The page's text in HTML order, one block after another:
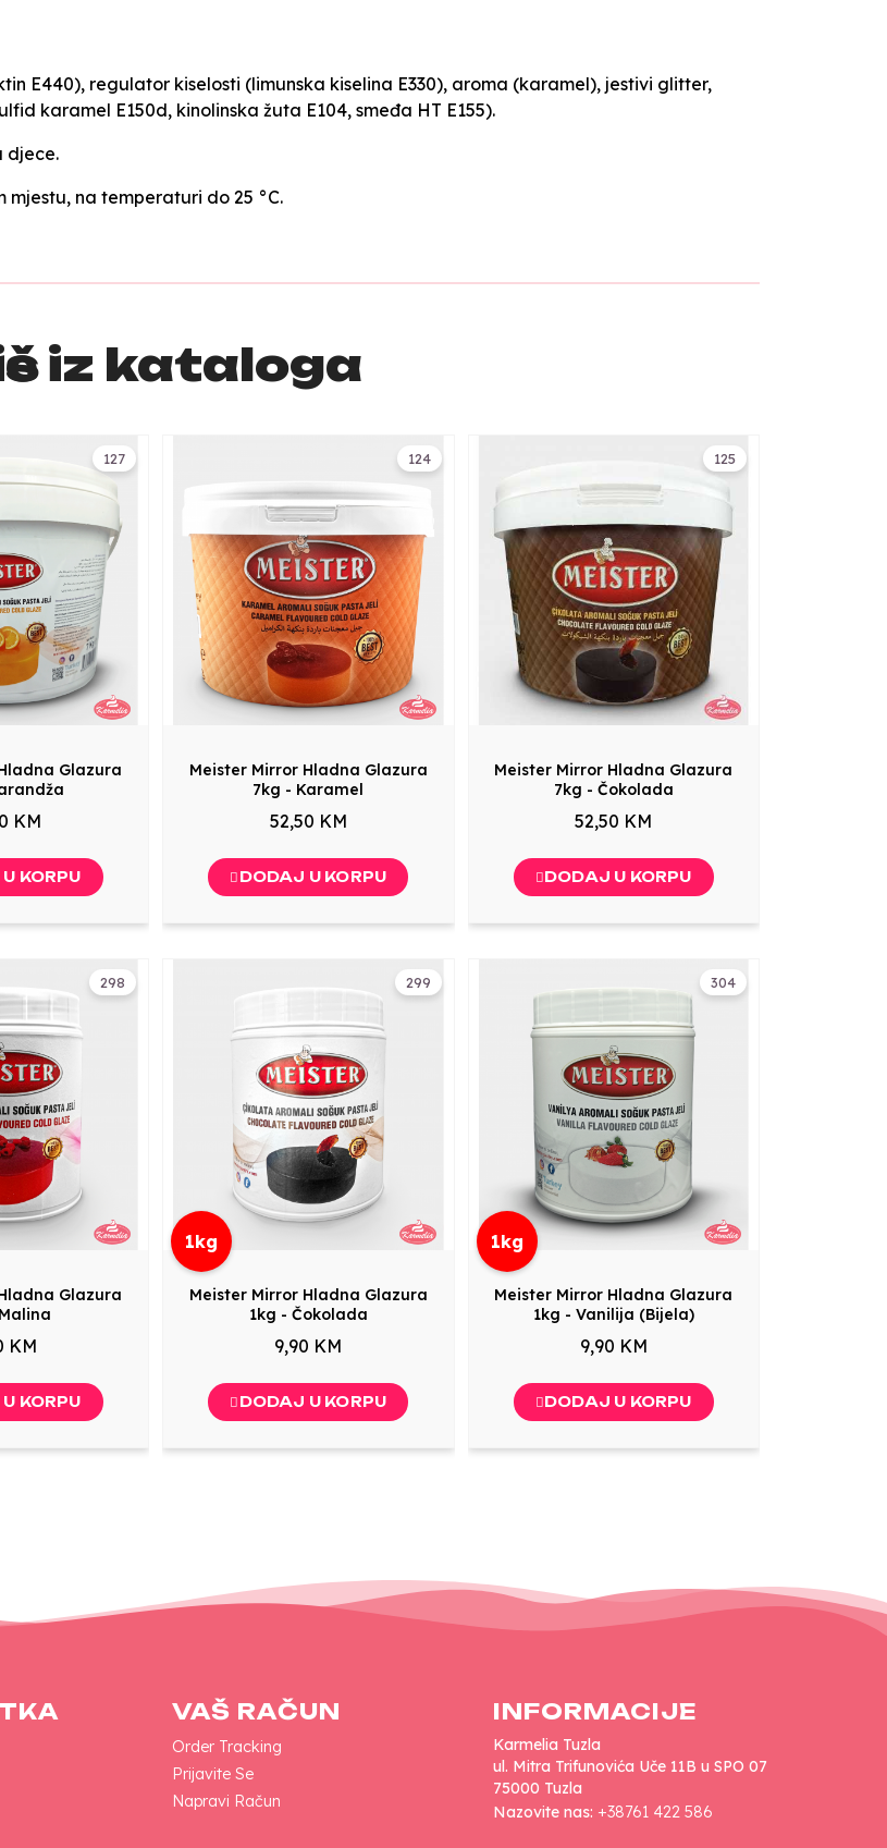
E440), regulator kiselosti (limunska kiselina E330), aroma (karamel), jestivi glitter,
karamel E150d, kinolinska žuta E104, smeđa HT E155).
djece.
na temperaturi do 25 °C.
iz kataloga
127
Glazura
KM
KORPU
124
Meister Mirror Hladna Glazura
7kg - Karamel
52,50 KM
DODAJ U KORPU
125
Meister Mirror Hladna Glazura
7kg - Čokolada
52,50 KM
DODAJ U KORPU
298
Glazura
KM
KORPU
299
1kg
Meister Mirror Hladna Glazura
1kg - Čokolada
9,90 KM
DODAJ U KORPU
304
1kg
Meister Mirror Hladna Glazura
1kg - Vanilija (Bijela)
9,90 KM
DODAJ U KORPU
VAŠ RAČUN
Order Tracking
Prijavite Se
Napravi Račun
INFORMACIJE
Karmelia Tuzla
ul. Mitra Trifunovića Uče 11B u SPO 07
75000 Tuzla
Nazovite nas: +38761 422 586